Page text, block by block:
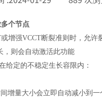
个节点
或增强VCCT断裂准则时，允
，则会自动激活此功能
给定的不稳定生长容限内 ：
增量大小会立即自动减小到